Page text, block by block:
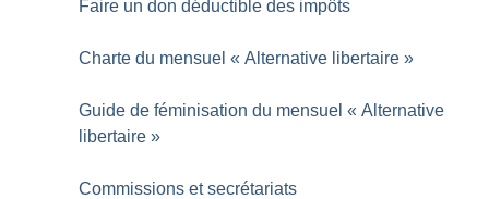
Faire un don déductible des impôts
Charte du mensuel « Alternative libertaire »
Guide de féminisation du mensuel « Alternative
libertaire »
Commissions et secrétariats